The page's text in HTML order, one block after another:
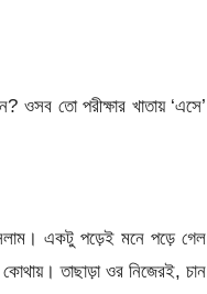
ওসব তো পরীক্ষার খাতায় ‘এসে’
একটু পড়েই মনে পড়ে গেল
তাছাড়া ওর নিজেরই, চান